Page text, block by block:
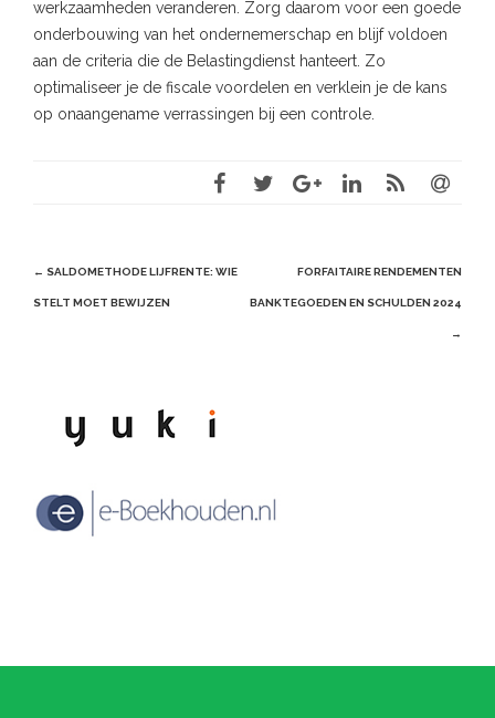
werkzaamheden veranderen. Zorg daarom voor een goede
onderbouwing van het ondernemerschap en blijf voldoen
aan de criteria die de Belastingdienst hanteert. Zo
optimaliseer je de fiscale voordelen en verklein je de kans
op onaangename verrassingen bij een controle.
Post
navigation
← SALDOMETHODE LIJFRENTE: WIE
STELT MOET BEWIJZEN
FORFAITAIRE RENDEMENTEN
BANKTEGOEDEN EN SCHULDEN 2024
→